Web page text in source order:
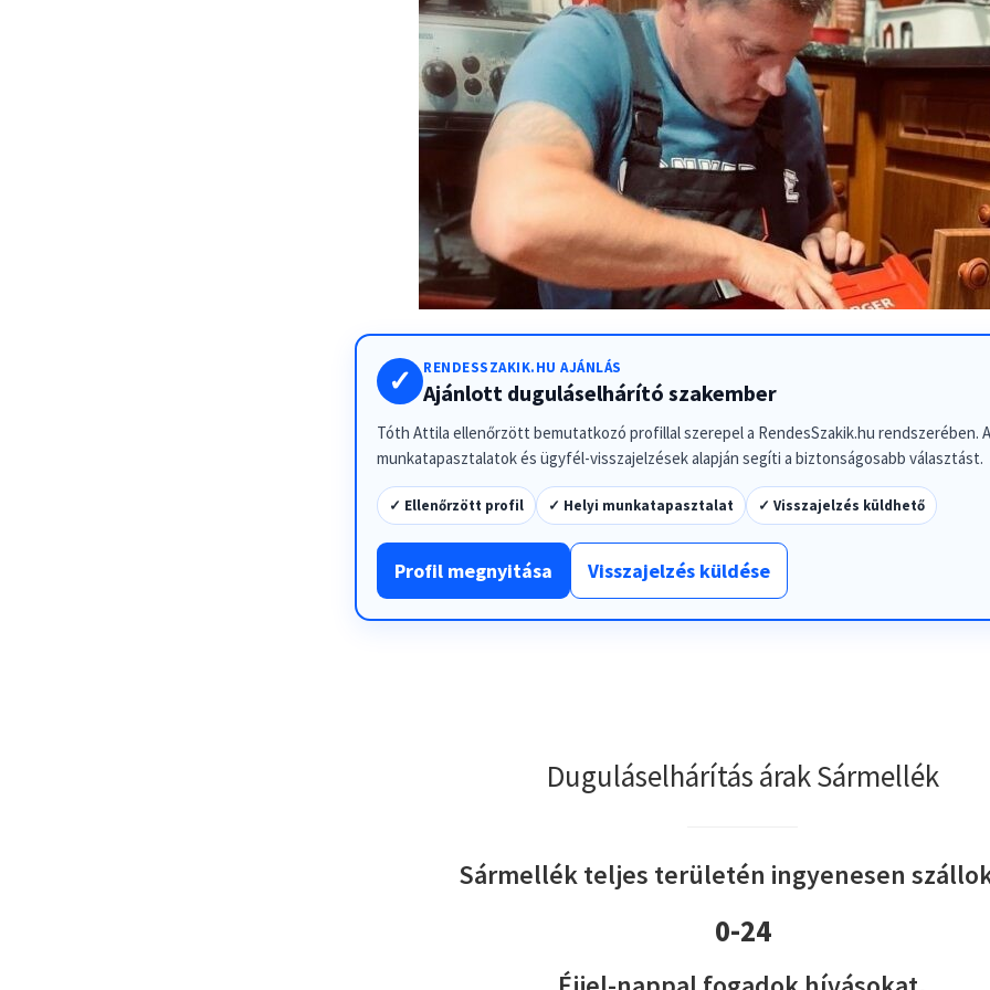
✓ RENDESSZAKIK.HU AJÁNLÁS
Ajánlott duguláselhárító szakember
Tóth Attila ellenőrzött bemutatkozó profillal szerepel a RendesSzakik.hu rendszerében.
munkatapasztalatok és ügyfél-visszajelzések alapján segíti a biztonságosabb választást.
✓ Ellenőrzött profil ✓ Helyi munkatapasztalat ✓ Visszajelzés küldhető
Profil megnyitása Visszajelzés küldése
Duguláselhárítás árak Sármellék
Sármellék teljes területén ingyenesen
0-24